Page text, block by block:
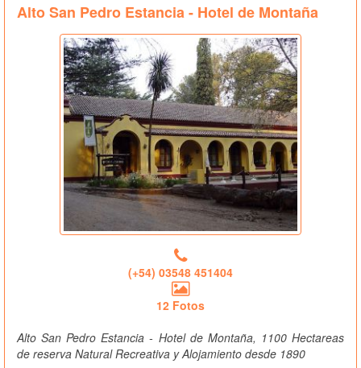
Alto San Pedro Estancia - Hotel de Montaña
(+54) 03548 451404
12 Fotos
Alto San Pedro Estancia - Hotel de Montaña, 1100 Hectareas
de reserva Natural Recreativa y Alojamiento desde 1890